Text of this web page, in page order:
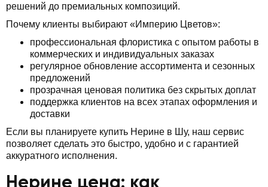
решений до премиальных композиций.
Почему клиенты выбирают «Империю Цветов»:
профессиональная флористика с опытом работы в
коммерческих и индивидуальных заказах
регулярное обновление ассортимента и сезонных
предложений
прозрачная ценовая политика без скрытых доплат
поддержка клиентов на всех этапах оформления и
доставки
Если вы планируете купить Нерине в Шу, наш сервис
позволяет сделать это быстро, удобно и с гарантией
аккуратного исполнения.
Нерине цена: как